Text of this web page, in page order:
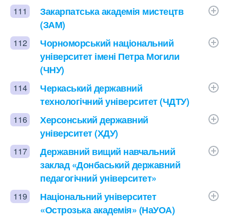
111
Закарпатська академія мистецтв
(ЗАМ)
112
Чорноморський національний
університет імені Петра Могили
(ЧНУ)
114
Черкаський державний
технологічний університет (ЧДТУ)
116
Херсонський державний
університет (ХДУ)
117
Державний вищий навчальний
заклад «Донбаський державний
педагогічний університет»
119
Національний університет
«Острозька академія» (НаУОА)